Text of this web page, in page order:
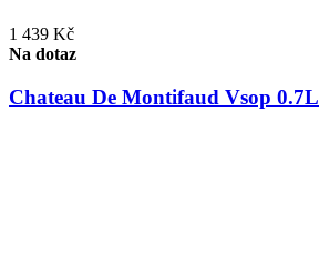
1 439 Kč
Na dotaz
Chateau De Montifaud Vsop 0.7L